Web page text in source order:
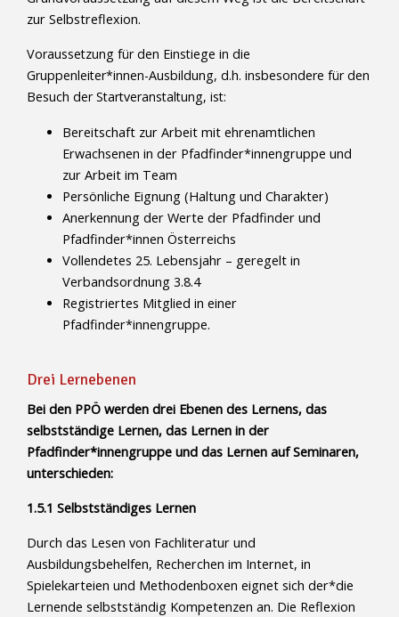
zur Selbstreflexion.
Voraussetzung für den Einstiege in die
Gruppenleiter*innen-Ausbildung, d.h. insbesondere für den
Besuch der Startveranstaltung, ist:
Bereitschaft zur Arbeit mit ehrenamtlichen
Erwachsenen in der Pfadfinder*innengruppe und
zur Arbeit im Team
Persönliche Eignung (Haltung und Charakter)
Anerkennung der Werte der Pfadfinder und
Pfadfinder*innen Österreichs
Vollendetes 25. Lebensjahr – geregelt in
Verbandsordnung 3.8.4
Registriertes Mitglied in einer
Pfadfinder*innengruppe.
Drei Lernebenen
Bei den PPÖ werden drei Ebenen des Lernens, das
selbstständige Lernen, das Lernen in der
Pfadfinder*innengruppe und das Lernen auf Seminaren,
unterschieden:
1.5.1 Selbstständiges Lernen
Durch das Lesen von Fachliteratur und
Ausbildungsbehelfen, Recherchen im Internet, in
Spielekarteien und Methodenboxen eignet sich der*die
Lernende selbstständig Kompetenzen an. Die Reflexion